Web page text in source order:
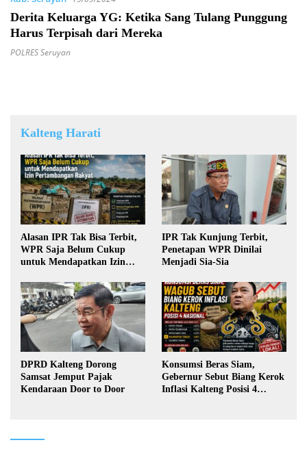
Derita Keluarga YG: Ketika Sang Tulang Punggung
Harus Terpisah dari Mereka
POLRES Seruyan
Kalteng Harati
Alasan IPR Tak Bisa Terbit,
WPR Saja Belum Cukup
untuk Mendapatkan Izin
IPR Tak Kunjung Terbit,
Penetapan WPR Dinilai
Menjadi Sia-Sia
DPRD Kalteng Dorong
Samsat Jemput Pajak
Kendaraan Door to Door
Konsumsi Beras Siam,
Gebernur Sebut Biang Kerok
Inflasi Kalteng Posisi 4